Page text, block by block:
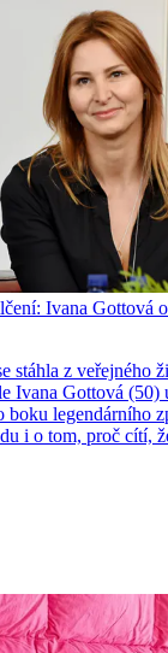
Ivana Gottová
stáhla z veřejného
Ivana Gottová (50)
boku legendárního
i o tom, proč cítí,